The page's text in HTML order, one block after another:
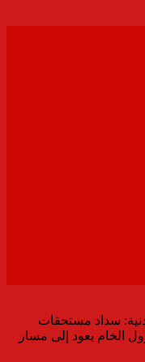
سداد مستحقات
الخام يعود إلى مسار